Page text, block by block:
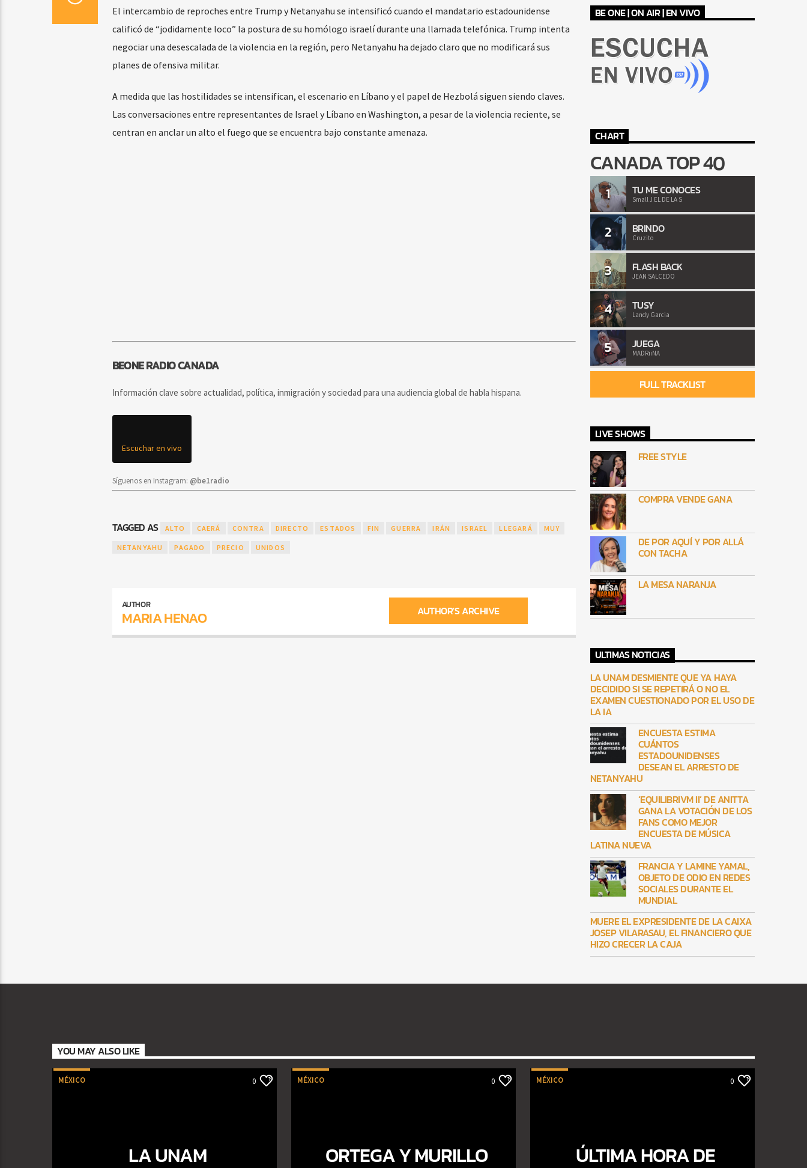
El intercambio de reproches entre Trump y Netanyahu se intensificó cuando el mandatario estadounidense
calificó de “jodidamente loco” la postura de su homólogo israelí durante una llamada telefónica. Trump intenta
negociar una desescalada de la violencia en la región, pero Netanyahu ha dejado claro que no modificará sus
planes de ofensiva militar.
A medida que las hostilidades se intensifican, el escenario en Líbano y el papel de Hezbolá siguen siendo claves.
Las conversaciones entre representantes de Israel y Líbano en Washington, a pesar de la violencia reciente, se
centran en anclar un alto el fuego que se encuentra bajo constante amenaza.
BEONE RADIO CANADA
Información clave sobre actualidad, política, inmigración y sociedad para una audiencia global de habla hispana.
Escuchar en vivo
Síguenos en Instagram: @be1radio
TAGGED AS ALTO CAERÁ CONTRA DIRECTO ESTADOS FIN GUERRA IRÁN ISRAEL LLEGARÁ MUY
NETANYAHU PAGADO PRECIO UNIDOS
AUTHOR
MARIA HENAO AUTHOR'S ARCHIVE
BE ONE | ON AIR | EN VIVO
CHART
CANADA TOP 40
1 TU ME CONOCES
Small J EL DE LA S
2 BRINDO
Cruzito
3 FLASH BACK
JEAN SALCEDO
4 TUSY
Landy Garcia
5 JUEGA
MADRiiNA
FULL TRACKLIST
LIVE SHOWS
FREE STYLE
COMPRA VENDE GANA
DE POR AQUÍ Y POR ALLÁ
CON TACHA
LA MESA NARANJA
ULTIMAS NOTICIAS
LA UNAM DESMIENTE QUE YA HAYA
DECIDIDO SI SE REPETIRÁ O NO EL
EXAMEN CUESTIONADO POR EL USO DE
LA IA
ENCUESTA ESTIMA
CUÁNTOS
ESTADOUNIDENSES
DESEAN EL ARRESTO DE
NETANYAHU
‘EQUILIBRIVM II’ DE ANITTA
GANA LA VOTACIÓN DE LOS
FANS COMO MEJOR
ENCUESTA DE MÚSICA
LATINA NUEVA
FRANCIA Y LAMINE YAMAL,
OBJETO DE ODIO EN REDES
SOCIALES DURANTE EL
MUNDIAL
MUERE EL EXPRESIDENTE DE LA CAIXA
JOSEP VILARASAU, EL FINANCIERO QUE
HIZO CRECER LA CAJA
YOU MAY ALSO LIKE
MÉXICO 0
LA UNAM
MÉXICO 0
ORTEGA Y MURILLO
MÉXICO 0
ÚLTIMA HORA DE